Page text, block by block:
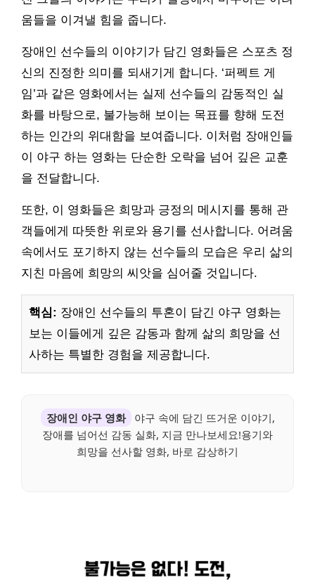
움들을 이겨낼 힘을 줍니다.
장애인 선수들의 이야기가 담긴 영화들은 스포츠 정
신의 진정한 의미를 되새기게 합니다. ‘퍼펙트 게
임’과 같은 영화에서는 실제 선수들의 감동적인 실
화를 바탕으로, 불가능해 보이는 목표를 향해 도전
하는 인간의 위대함을 보여줍니다. 이처럼 장애인들
이 야구 하는 영화는 단순한 오락을 넘어 깊은 교훈
을 전달합니다.
또한, 이 영화들은 희망과 긍정의 메시지를 통해 관
객들에게 따뜻한 위로와 용기를 선사합니다. 어려움
속에서도 포기하지 않는 선수들의 모습은 우리 삶의
지친 마음에 희망의 씨앗을 심어줄 것입니다.
핵심: 장애인 선수들의 투혼이 담긴 야구 영화는
보는 이들에게 깊은 감동과 함께 삶의 희망을 선
사하는 특별한 경험을 제공합니다.
장애인 야구 영화
야구 속에 담긴 뜨거운 이야기,
장애를 넘어선 감동 실화, 지금 만나보세요!용기와
희망을 선사할 영화, 바로 감상하기